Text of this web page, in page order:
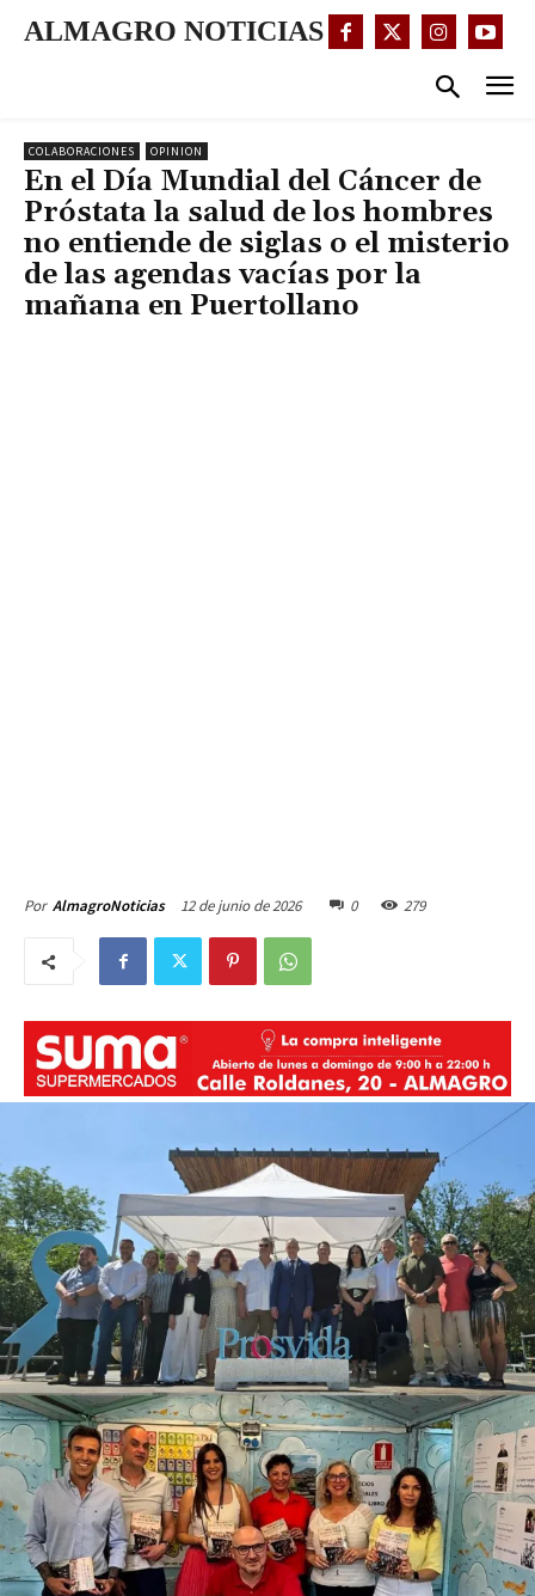
ALMAGRO NOTICIAS
COLABORACIONES OPINION
En el Día Mundial del Cáncer de
Próstata la salud de los hombres
no entiende de siglas o el misterio
de las agendas vacías por la
mañana en Puertollano
Por AlmagroNoticias 12 de junio de 2026 0 279